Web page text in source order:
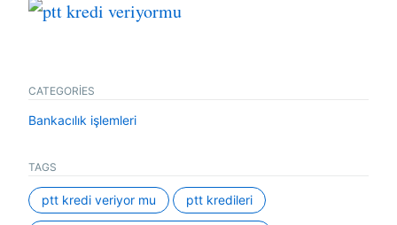
CATEGORIES
Bankacılık işlemleri
TAGS
ptt kredi veriyor mu ptt kredileri